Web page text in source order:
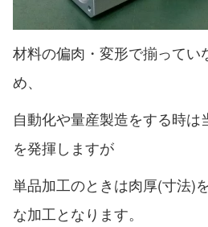
材料の偏肉・変形で揃ってい
め、
自動化や量産製造をする時は
を発揮しますが
単品加工のときは肉厚(寸法)
な加工となります。